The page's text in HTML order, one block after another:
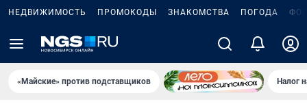
НЕДВИЖИМОСТЬ ПРОМОКОДЫ ЗНАКОМСТВА ПОГОДА
«Майские» против подставщиков Налог